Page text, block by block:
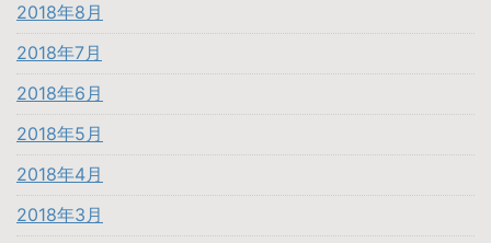
2018年8月
2018年7月
2018年6月
2018年5月
2018年4月
2018年3月